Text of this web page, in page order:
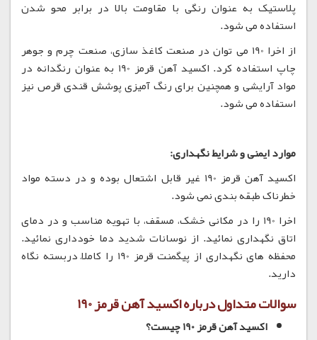
پلاستیک به عنوان رنگی با مقاومت بالا در برابر محو شدن
استفاده می شود.
از اخرا 190 می توان در صنعت کاغذ سازی، صنعت چرم و جوهر
چاپ استفاده کرد. اکسید آهن قرمز 190 به عنوان رنگدانه در
مواد آرایشی و همچنین برای رنگ آمیزی پوشش قندی قرص نیز
استفاده می شود.
موارد ایمنی و شرایط نگهداری:
اکسید آهن قرمز 190 غیر قابل اشتعال بوده و در دسته مواد
خطرناک طبقه بندی نمی شود.
اخرا 190 را در مکانی خشک، مسقف، با تهویه مناسب و در دمای
اتاق نگهداری نمائید. از نوسانات شدید دما خودداری نمائید.
محفظه های نگهداری از پیگمنت قرمز 190 را کاملاً دربسته نگاه
دارید.
سوالات متداول درباره اکسید آهن قرمز 190
اکسید آهن قرمز 190 چیست؟